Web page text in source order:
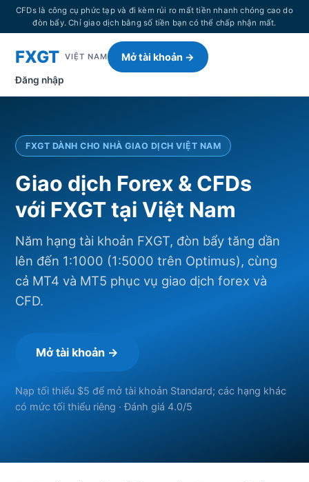
CFDs là công cụ phức tạp và đi kèm rủi ro mất tiền nhanh chóng cao do
đòn bẩy. Chỉ giao dịch bằng số tiền bạn có thể chấp nhận mất.
FXGT VIỆT NAM
Đăng nhập
Mở tài khoản →
FXGT DÀNH CHO NHÀ GIAO DỊCH VIỆT NAM
Giao dịch Forex & CFDs
với FXGT tại Việt Nam
Năm hạng tài khoản FXGT, đòn bẩy tăng dần
lên đến 1:1000 (1:5000 trên Optimus), cùng
cả MT4 và MT5 phục vụ giao dịch forex và
CFD.
Mở tài khoản →
Nạp tối thiểu $5 để mở tài khoản Standard; các hạng khác
có mức tối thiểu riêng · Đánh giá 4.0/5